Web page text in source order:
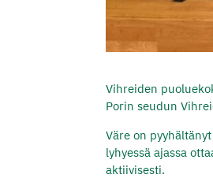
Vihreiden
Porin seudun
Väre on
lyhyessä ajassa
aktiivisesti.